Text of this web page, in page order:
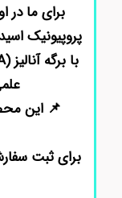
📌 این
برای ثبت